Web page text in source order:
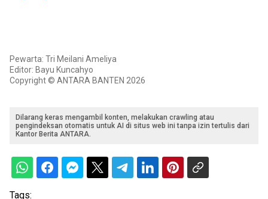
Pewarta: Tri Meilani Ameliya
Editor: Bayu Kuncahyo
Copyright © ANTARA BANTEN 2026
Dilarang keras mengambil konten, melakukan crawling atau
pengindeksan otomatis untuk AI di situs web ini tanpa izin tertulis dari
Kantor Berita ANTARA.
Tags: